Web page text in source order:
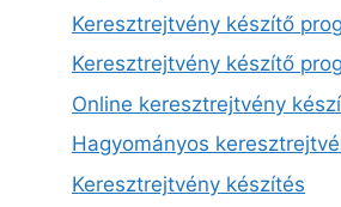
Keresztrejtvény készítő
Keresztrejtvény készítő
Online keresztrejtvény
Hagyományos
Keresztrejtvény készítés